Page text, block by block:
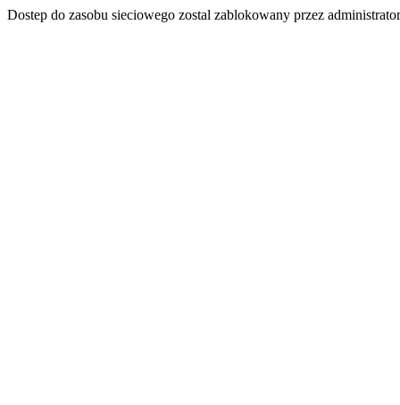
Dostep do zasobu sieciowego zostal zablokowany przez